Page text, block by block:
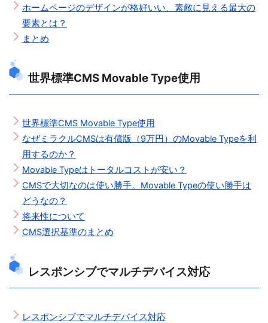
ホームページのデザインが格好いい、素敵に見える最大の
要素とは？
まとめ
世界標準CMS Movable Type使用
世界標準CMS Movable Type使用
なぜミラクルCMSは有償版（9万円）のMovable Typeを利
用するのか？
Movable Typeはトータルコストが安い？
CMSで大切なのは使い勝手。Movable Typeの使い勝手は
どうなの？
将来性について
CMS選択基準のまとめ
レスポンシブでマルチデバイス対応
レスポンシブでマルチデバイス対応